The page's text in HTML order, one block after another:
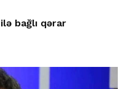
bağlı qərar